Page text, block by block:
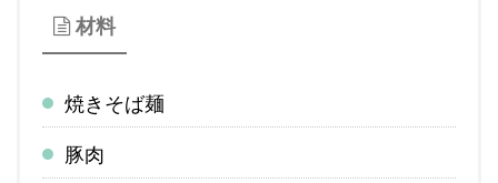
材料
焼きそば麺
豚肉